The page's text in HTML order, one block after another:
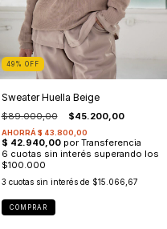
49 % OFF
Sweater Huella Beige
$89.000,00 $45.200,00
3 cuotas sin interés de $15.066,67
COMPRAR